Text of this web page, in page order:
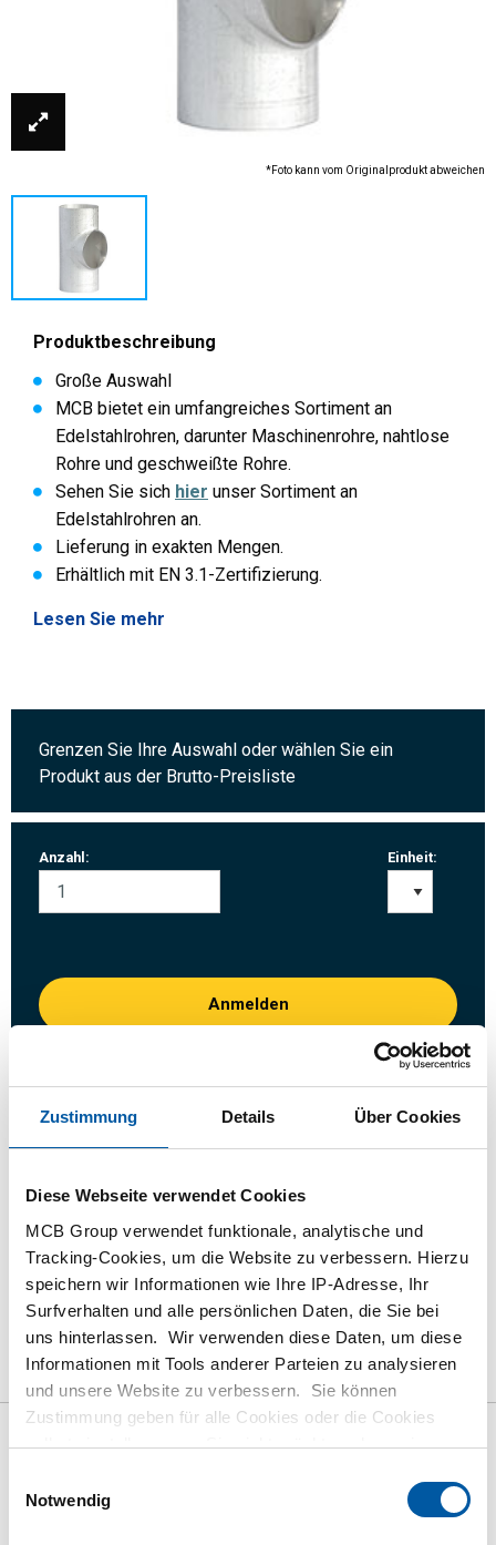
Zustimmung Details Über Cookies
Diese Webseite verwendet Cookies
MCB Group verwendet funktionale, analytische und
Tracking-Cookies, um die Website zu verbessern. Hierzu
speichern wir Informationen wie Ihre IP-Adresse, Ihr
Surfverhalten und alle persönlichen Daten, die Sie bei
uns hinterlassen. Wir verwenden diese Daten, um diese
Informationen mit Tools anderer Parteien zu analysieren
und unsere Website zu verbessern. Sie können
Zustimmung geben für alle Cookies oder die Cookies
selbst einstellen, wenn Sie nicht möchten, dass wir
Informationen zu den von uns gespeicherten Cookies und
den Parteien mit denen wir zusammenarbeiten, finden
Notwendig
*Foto kann vom Originalprodukt abweichen
Produktbeschreibung
Große Auswahl
MCB bietet ein umfangreiches Sortiment an
Edelstahlrohren, darunter Maschinenrohre, nahtlose
Rohre und geschweißte Rohre.
Sehen Sie sich hier unser Sortiment an
Edelstahlrohren an.
Lieferung in exakten Mengen.
Erhältlich mit EN 3.1-Zertifizierung.
Lesen Sie mehr
Grenzen Sie Ihre Auswahl oder wählen Sie ein
Produkt aus der Brutto-Preisliste
Anzahl: Einheit:
Anmelden
Verfolgen Sie Ihre Bestellung über Track&Trace
das Produkt Produktbeschreibung
Spezifikationen
geschweißtes T-Stück 1.4307